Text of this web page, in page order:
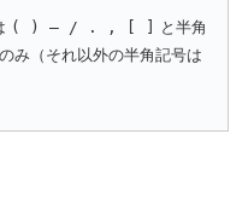
( ) ― / . , [ ]
と半角
み（それ以外の半角記号は